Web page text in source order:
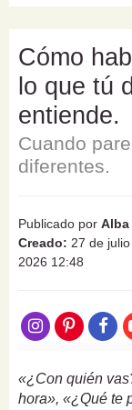
Cómo
lo que tú
entiende.
Cuando
diferentes.
Publicado por Alba
Creado: 27 de
2026 12:48
«¿Con quién
hora», «¿Qué te